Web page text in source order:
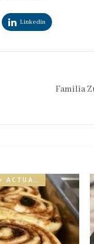
Linkedin
Familia